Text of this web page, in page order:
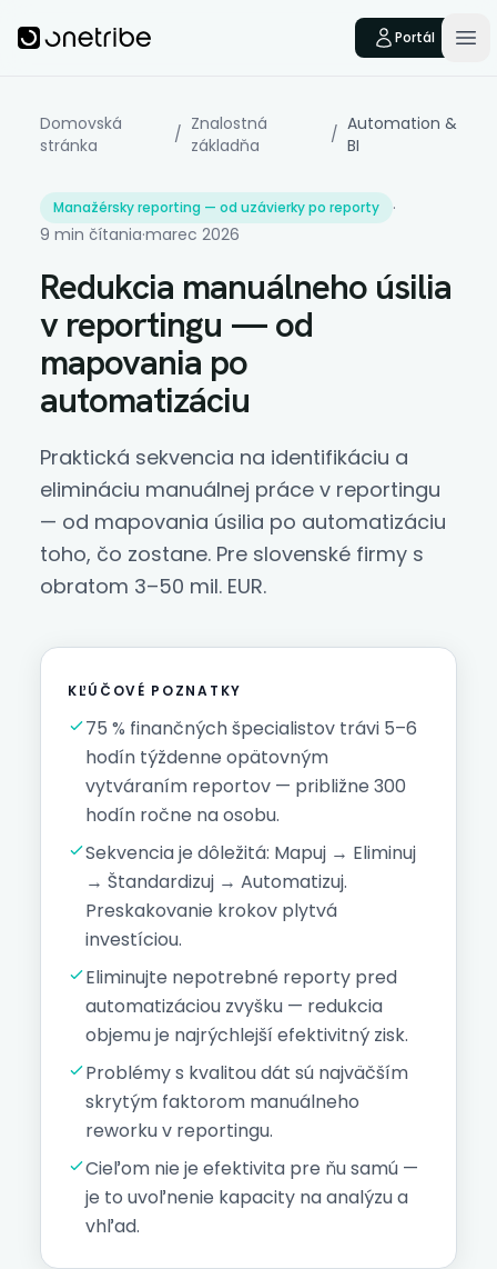
Onetribe
Portál
Domovská
stránka
/ Znalostná
základňa
/ Automation &
BI
Manažérsky reporting — od uzávierky po reporty
·
9 min čítania·marec 2026
Redukcia manuálneho úsilia
v reportingu — od
mapovania po
automatizáciu
Praktická sekvencia na identifikáciu a
elimináciu manuálnej práce v reportingu
— od mapovania úsilia po automatizáciu
toho, čo zostane. Pre slovenské firmy s
obratom 3–50 mil. EUR.
KĽÚČOVÉ POZNATKY
75 % finančných špecialistov trávi 5–6
hodín týždenne opätovným
vytváraním reportov — približne 300
hodín ročne na osobu.
Sekvencia je dôležitá: Mapuj → Eliminuj
→ Štandardizuj → Automatizuj.
Preskakovanie krokov plytvá
investíciou.
Eliminujte nepotrebné reporty pred
automatizáciou zvyšku — redukcia
objemu je najrýchlejší efektivitný zisk.
Problémy s kvalitou dát sú najväčším
skrytým faktorom manuálneho
reworku v reportingu.
Cieľom nie je efektivita pre ňu samú —
je to uvoľnenie kapacity na analýzu a
vhľad.